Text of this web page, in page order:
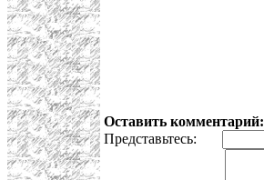
Оставить комментарий:
Представьтесь: